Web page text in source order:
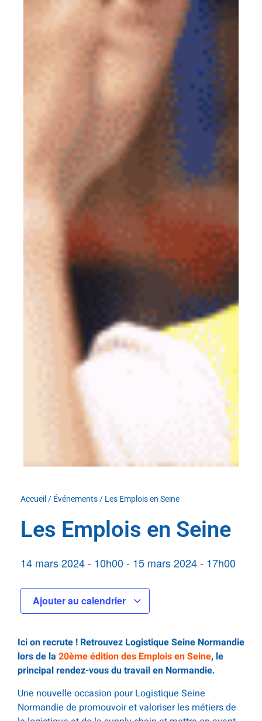
Accueil / Événements/ Les Emplois en Seine
Les Emplois en Seine
14 mars 2024- 10h00- 15 mars 2024- 17h00
Ajouter au calendrier
Ici on recrute ! Retrouvez Logistique Seine Normandie
lors de la 20ème édition des Emplois en Seine, le
principal rendez-vous du travail en Normandie.
Une nouvelle occasion pour Logistique Seine
Normandie de promouvoir et valoriser les métiers de